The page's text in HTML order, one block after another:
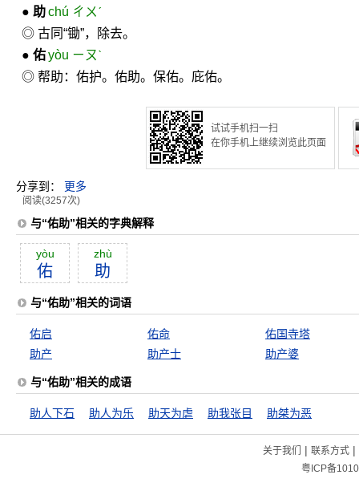
● 助chú ㄔㄨˊ
◎ 古同“锄”，除去。
● 佑yòu ㄧㄡˋ
◎ 帮助：佑护。佑助。保佑。庇佑。
试试手机扫一扫
在你手机上继续浏览此页面
分享到： 更多
阅读(3257次)
与“佑助”相关的字典解释
yòu
佑
zhù
助
与“佑助”相关的词语
佑启 佑命
佑国寺塔
助产
助产士 助产婆
与“佑助”相关的成语
助人下石 助人为乐 助天为虐 助我张目 助桀为恶
关于我们 | 联系方式|
粤ICP备